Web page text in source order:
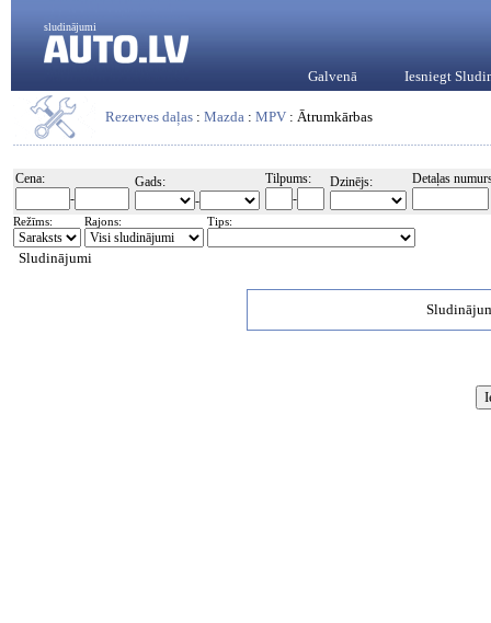
sludinājumi
Galvenā Iesniegt
Rezerves daļas : Mazda : MPV : Ātrumkārbas
Cena:
-
Gads:
-
Tilpums:
-
Dzinējs: Detaļas
Režīms: Rajons: Tips:
Sludinājumi